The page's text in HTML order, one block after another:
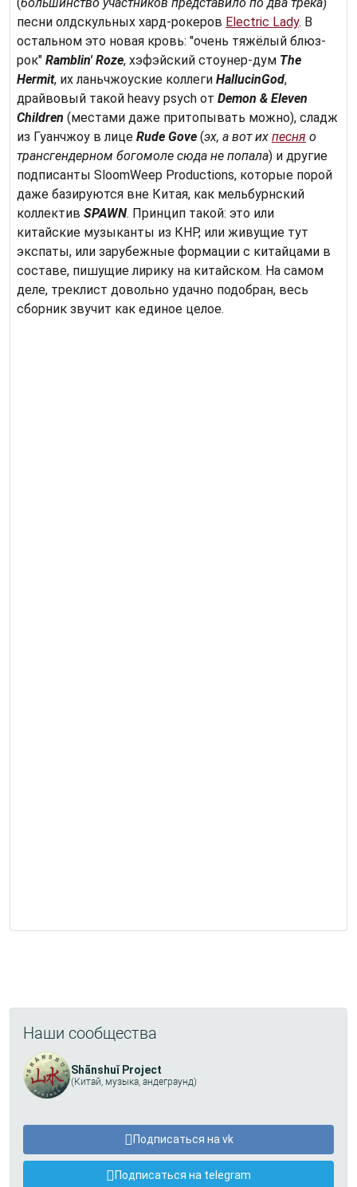
песни олдскульных хард-рокеров Electric Lady. В
остальном это новая кровь: "очень тяжёлый блюз-
рок" Ramblin' Roze, хэфэйский стоунер-дум The
Hermit, их ланьчжоуские коллеги HallucinGod,
драйвовый такой heavy psych от Demon & Eleven
Children (местами даже притопывать можно), сладж
из Гуанчжоу в лице Rude Gove (эх, а вот их песня о
трансгендерном богомоле сюда не попала) и другие
подписанты SloomWeep Productions, которые порой
даже базируются вне Китая, как мельбурнский
коллектив SPAWN. Принцип такой: это или
китайские музыканты из КНР, или живущие тут
экспаты, или зарубежные формации с китайцами в
составе, пишущие лирику на китайском. На самом
деле, треклист довольно удачно подобран, весь
сборник звучит как единое целое.
Наши сообщества
Shānshuǐ Project
(Китай, музыка, андеграунд)
Подписаться на vk
Подписаться на telegram